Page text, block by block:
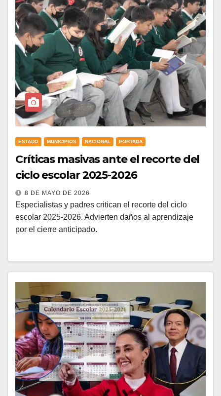
ESTADO MUNICIPIOS NACIONAL PORTADA
Críticas masivas ante el recorte del
ciclo escolar 2025-2026
8 DE MAYO DE 2026
Especialistas y padres critican el recorte del ciclo
escolar 2025-2026. Advierten daños al aprendizaje
por el cierre anticipado.